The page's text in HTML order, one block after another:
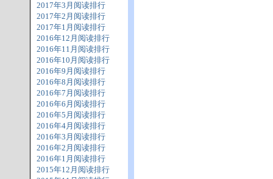
2017年3月阅读排行
2017年2月阅读排行
2017年1月阅读排行
2016年12月阅读排行
2016年11月阅读排行
2016年10月阅读排行
2016年9月阅读排行
2016年8月阅读排行
2016年7月阅读排行
2016年6月阅读排行
2016年5月阅读排行
2016年4月阅读排行
2016年3月阅读排行
2016年2月阅读排行
2016年1月阅读排行
2015年12月阅读排行